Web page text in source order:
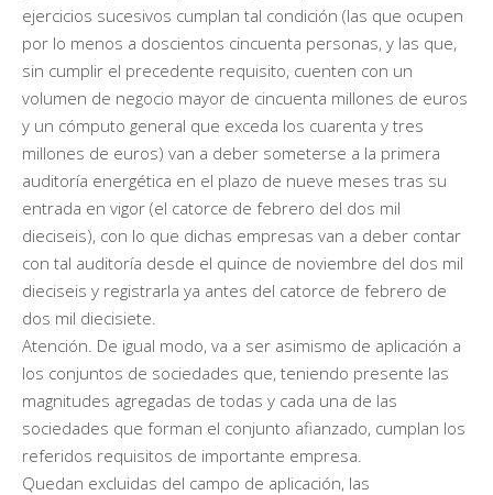
ejercicios sucesivos cumplan tal condición (las que ocupen
por lo menos a doscientos cincuenta personas, y las que,
sin cumplir el precedente requisito, cuenten con un
volumen de negocio mayor de cincuenta millones de euros
y un cómputo general que exceda los cuarenta y tres
millones de euros) van a deber someterse a la primera
auditoría energética en el plazo de nueve meses tras su
entrada en vigor (el catorce de febrero del dos mil
dieciseis), con lo que dichas empresas van a deber contar
con tal auditoría desde el quince de noviembre del dos mil
dieciseis y registrarla ya antes del catorce de febrero de
dos mil diecisiete.
Atención. De igual modo, va a ser asimismo de aplicación a
los conjuntos de sociedades que, teniendo presente las
magnitudes agregadas de todas y cada una de las
sociedades que forman el conjunto afianzado, cumplan los
referidos requisitos de importante empresa.
Quedan excluidas del campo de aplicación, las